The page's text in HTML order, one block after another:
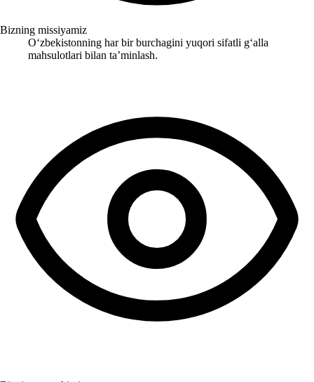
Bizning missiyamiz
Oʻzbekistonning har bir burchagini yuqori sifatli gʻalla
mahsulotlari bilan taʼminlash.